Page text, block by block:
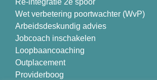
Re-integratie 2e spoor
Wet verbetering poortwachter (WvP)
Arbeidsdeskundig advies
Jobcoach inschakelen
Loopbaancoaching
Outplacement
Providerboog